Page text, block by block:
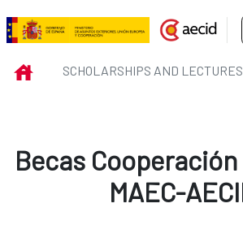
Skip to Main Content
Scholarships and
INICIOSCHOLARSHIPS AND
Becas
MAEC-